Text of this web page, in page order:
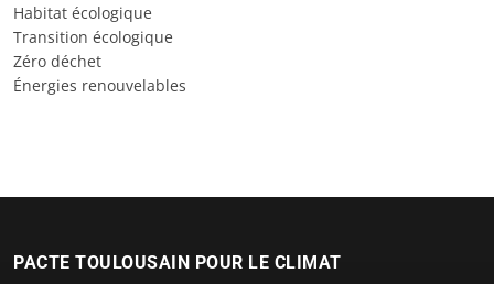
Habitat écologique
Transition écologique
Zéro déchet
Énergies renouvelables
PACTE TOULOUSAIN POUR LE CLIMAT